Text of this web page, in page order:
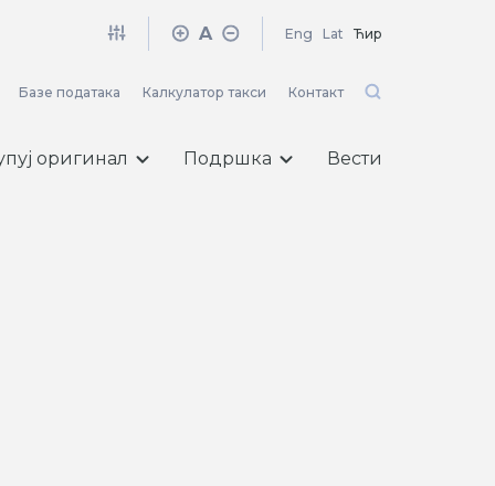
A Eng Lat Ћир
Базе података Калкулатор такси Контакт
оригинал Подршка Вести